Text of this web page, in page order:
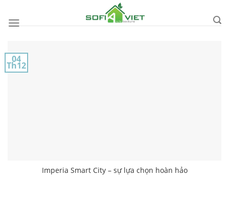
content
Imperia Smart City – sự lựa chọn hoàn hảo
04
Th12